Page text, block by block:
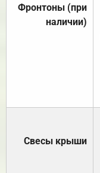
Фронтоны (при
наличии)
Свесы крыши